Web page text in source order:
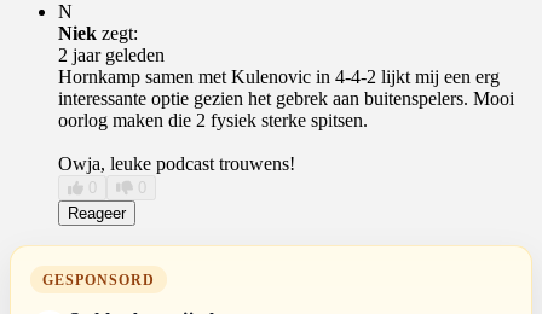
N
Niek zegt:
2 jaar geleden
Hornkamp samen met Kulenovic in 4-4-2 lijkt mij een erg
interessante optie gezien het gebrek aan buitenspelers. Mooi
oorlog maken die 2 fysiek sterke spitsen.
Owja, leuke podcast trouwens!
0
0
Reageer
GESPONSORD